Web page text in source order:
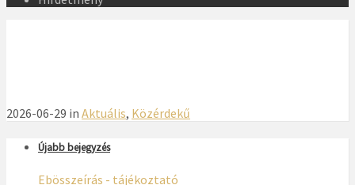
2026-06-29 in Aktuális, Közérdekű
Újabb bejegyzés
Ebösszeírás - tájékoztató